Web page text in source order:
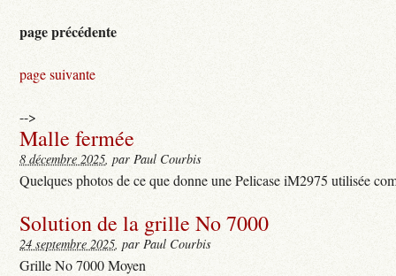
page précédente
page suivante
-->
Malle fermée
8 décembre 2025, par Paul Courbis
Quelques photos de ce que donne une Pelicase iM2975 utilisée
Solution de la grille No 7000
24 septembre 2025, par Paul Courbis
Grille No 7000 Moyen